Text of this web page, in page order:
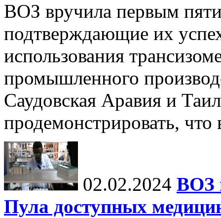
ВОЗ вручила первым
подтверждающие их
использования
промышленного
Саудовская Аравия и
продемонстрировать, что
02.02.2024 ВОЗ
Пула доступных